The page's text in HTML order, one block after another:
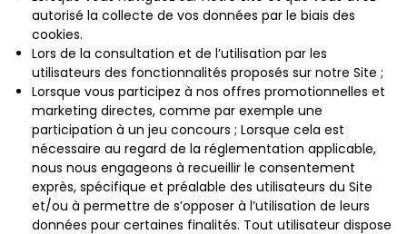
autorisé la collecte de vos données par le biais des
cookies.
Lors de la consultation et de l’utilisation par les
utilisateurs des fonctionnalités proposés sur notre Site ;
Lorsque vous participez à nos offres promotionnelles et
marketing directes, comme par exemple une
participation à un jeu concours ; Lorsque cela est
nécessaire au regard de la réglementation applicable,
nous nous engageons à recueillir le consentement
exprès, spécifique et préalable des utilisateurs du Site
et/ou à permettre de s’opposer à l’utilisation de leurs
données pour certaines finalités. Tout utilisateur dispose